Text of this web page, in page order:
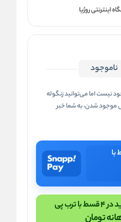
اینترنتی روژیا
ناموجود
نیست اما می‌توانید زنگوله
موجود شدن، به شما خبر
با
با ترب پی
تومان